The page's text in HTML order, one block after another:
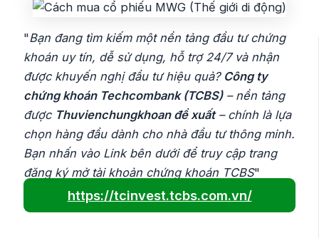
"Bạn đang tìm kiếm một nền tảng đầu tư chứng
khoán uy tín, dễ sử dụng, hỗ trợ 24/7 và nhận
được khuyến nghị đầu tư hiệu quả? Công ty
chứng khoán Techcombank (TCBS)– nền tảng
được Thuvienchungkhoan đề xuất– chính là lựa
chọn hàng đầu dành cho nhà đầu tư thông minh.
Bạn nhấn vào Link bên dưới để truy cập trang
đăng ký mở tài khoản chứng khoán TCBS"
https://tcinvest.tcbs.com.vn/